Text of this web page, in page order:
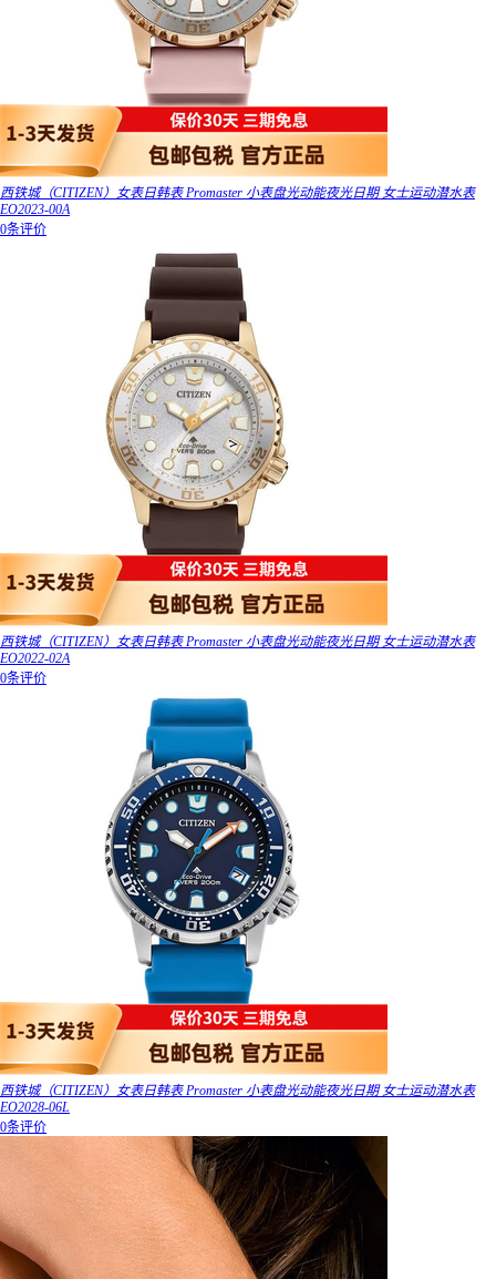
西铁城（CITIZEN）女表日韩表 Promaster 小表盘光动能夜光日期 女士运动潜水表
EO2023-00A
0条评价
西铁城（CITIZEN）女表日韩表 Promaster 小表盘光动能夜光日期 女士运动潜水表
EO2022-02A
0条评价
西铁城（CITIZEN）女表日韩表 Promaster 小表盘光动能夜光日期 女士运动潜水表
EO2028-06L
0条评价